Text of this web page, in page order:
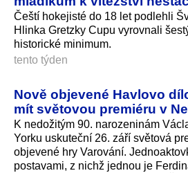
Čeští hokejisté do 18 let podlehli
Hlinka Gretzky Cupu vyrovnali
historické minimum.
tento týden
Nově objevené Havlovo
mít světovou premiéru v
K nedožitým 90. narozeninám
Yorku uskuteční 26. září světová
objevené hry Varování.
postavami, z nichž jednou je